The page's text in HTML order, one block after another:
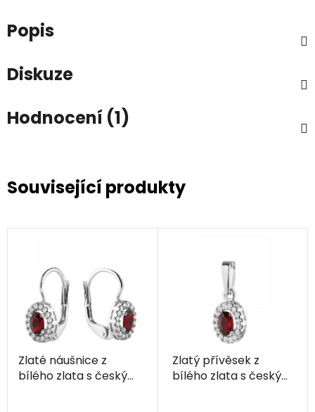
Popis
Diskuze
Hodnocení (1)
Související produkty
Zlaté náušnice z
bílého zlata s českým
Zlatý přívěsek z
bílého zlata s českým